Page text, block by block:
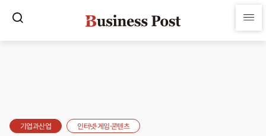
기업과산업 인터넷·게임·콘텐츠